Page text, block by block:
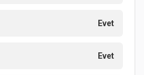
Evet
Evet